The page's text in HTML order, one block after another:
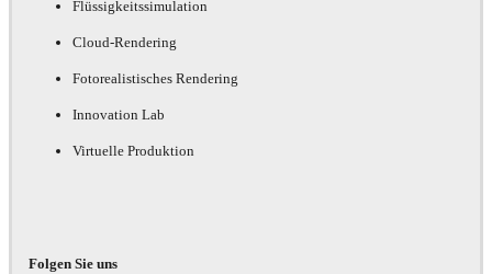
Flüssigkeitssimulation
Cloud-Rendering
Fotorealistisches Rendering
Innovation Lab
Virtuelle Produktion
Folgen Sie uns